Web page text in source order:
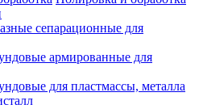
сепарационные для
армированные для
для пластмассы, металла